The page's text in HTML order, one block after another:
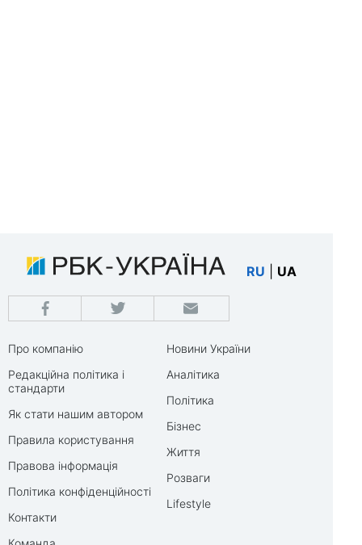
RU UA
Про компанію
Редакційна політика і
стандарти
Як стати нашим автором
Правила користування
Правова інформація
Політика конфіденційності
Контакти
Новини України
Аналітика
Політика
Бізнес
Життя
Розваги
Lifestyle